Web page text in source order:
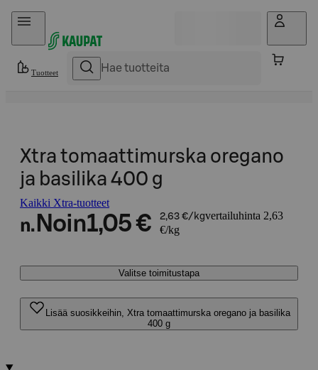
Hyppää sisältöön
Tuotteet
Xtra tomaattimurska oregano
ja basilika 400 g
Kaikki Xtra-tuotteet
n. Noin1,05 € 2,63 €/kgvertailuhinta 2,63
€/kg
Valitse toimitustapa
Lisää suosikkeihin, Xtra tomaattimurska oregano ja basilika
400 g